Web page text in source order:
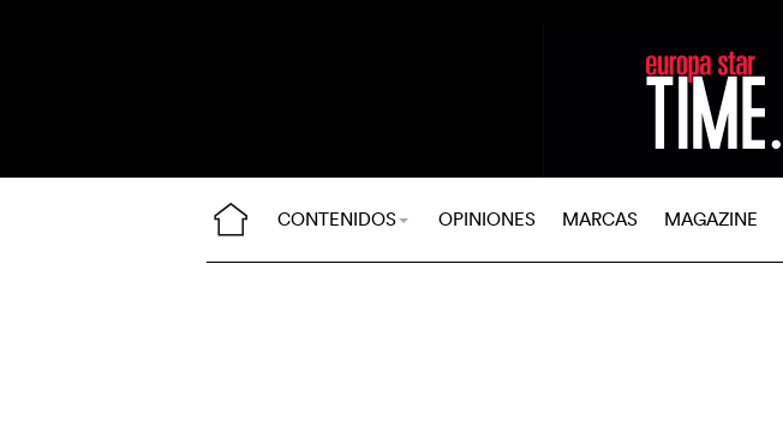
CONTENIDOS OPINIONES MARCAS MAGAZINE